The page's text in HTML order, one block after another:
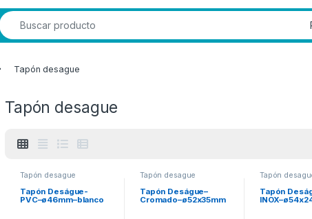
Search for:
Tapón desague
Tapón desague
Tapón desague
Tapón Deságue-
PVC–ø46mm–blanco
Tapón desague
Tapón Deságue–
Cromado–ø52x35mm
Tapón
Tapón